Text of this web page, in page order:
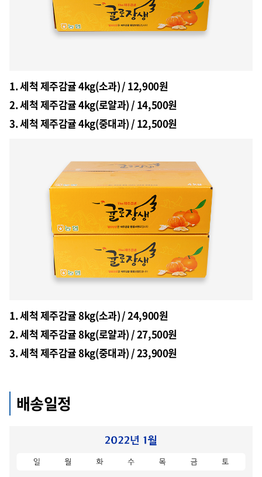
1. 세척 제주감귤 4kg(소과) / 12,900원
2. 세척 제주감귤 4kg(로얄과) / 14,500원
3. 세척 제주감귤 4kg(중대과) / 12,500원
1. 세척 제주감귤 8kg(소과) / 24,900원
2. 세척 제주감귤 8kg(로얄과) / 27,500원
3. 세척 제주감귤 8kg(중대과) / 23,900원
배송일정